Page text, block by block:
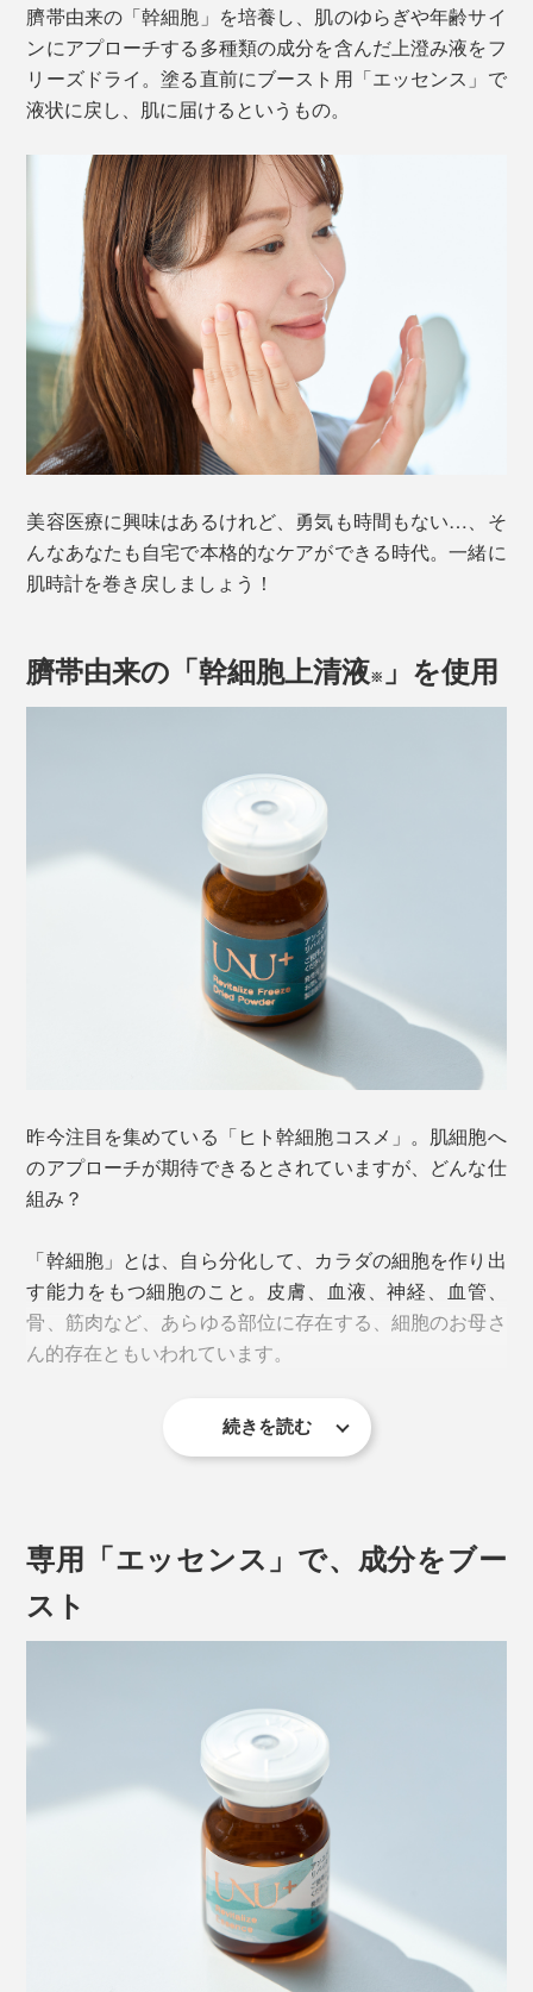
臍帯由来の「幹細胞」を培養し、肌のゆらぎや年齢サイ
ンにアプローチする多種類の成分を含んだ上澄み液をフ
リーズドライ。塗る直前にブースト用「エッセンス」で
液状に戻し、肌に届けるというもの。
美容医療に興味はあるけれど、勇気も時間もない…、そ
んなあなたも自宅で本格的なケアができる時代。一緒に
肌時計を巻き戻しましょう！
臍帯由来の「幹細胞上清液※ 」を使用
昨今注目を集めている「ヒト幹細胞コスメ」。肌細胞へ
のアプローチが期待できるとされていますが、どんな仕
組み？
「幹細胞」とは、自ら分化して、カラダの細胞を作り出
す能力をもつ細胞のこと。皮膚、血液、神経、血管、
骨、筋肉など、あらゆる部位に存在する、細胞のお母さ
ん的存在ともいわれています。
また、この幹細胞を培養すると、その過程で成長因子や
サイトカイン、エクソソームなど、肌をすこやかに保つ
成分が分泌されます。
それらを含む培養液の上澄み液（＝幹細胞上清液
を、配合しているのが幹細胞コスメです（幹細胞自体は
続きを読む
専用「エッセンス」で、成分をブー
スト